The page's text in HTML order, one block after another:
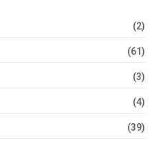
(2)
(61)
(3)
(4)
(39)